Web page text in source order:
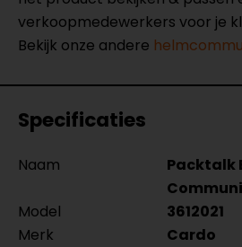
verkoopmedewerkers voor je
Bekijk onze andere
Specificaties
Naam
Packtalk
Model
3612021
Merk
Cardo